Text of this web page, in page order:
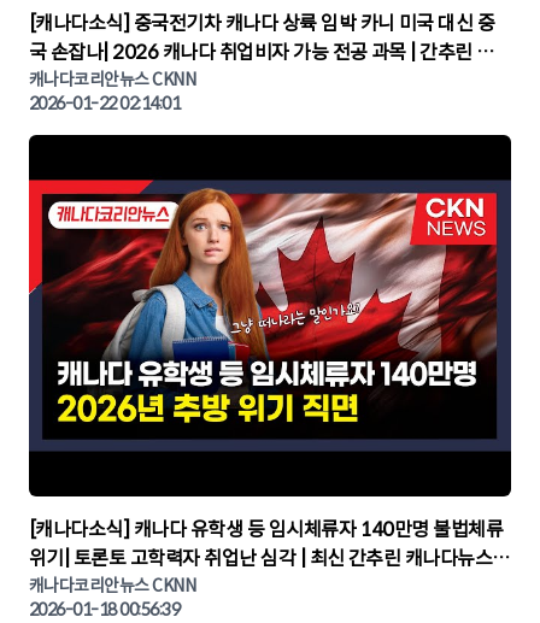
▶
[캐나다소식] 중국전기차 캐나다 상륙 임박 카니 미국 대신 중
국 손잡나| 2026 캐나다 취업비자 가능 전공 과목 | 간추린 캐
나다뉴스 | CKNNEWS, 캐나다코리안뉴스
캐나다코리안뉴스 CKNN
2026-01-22 02:14:01
▶
[캐나다소식] 캐나다 유학생 등 임시체류자 140만명 불법체류
위기| 토론토 고학력자 취업난 심각 | 최신 간추린 캐나다뉴스 |
CKNNEWS, 캐나다코리안뉴스
캐나다코리안뉴스 CKNN
2026-01-18 00:56:39